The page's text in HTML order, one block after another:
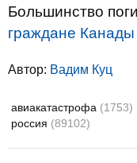
Большинство
граждане
Автор: Вадим Куц
авиакатастрофа (1753)
россия (89102)